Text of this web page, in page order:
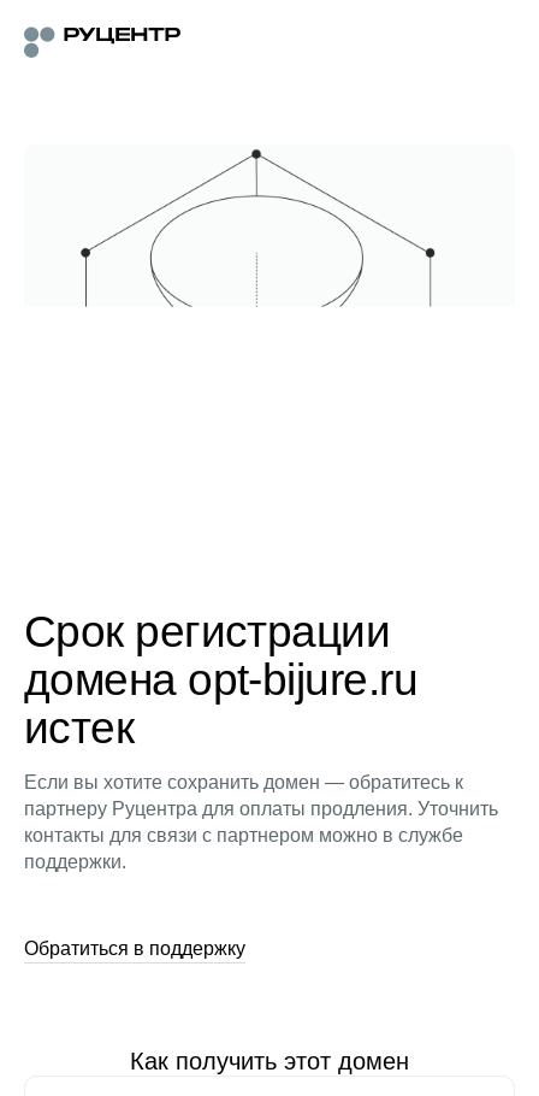
Срок регистрации
домена opt-bijure.ru
истек
Если вы хотите сохранить домен — обратитесь к
партнеру Руцентра для оплаты продления. Уточнить
контакты для связи с партнером можно в службе
поддержки.
Обратиться в поддержку
Как получить этот домен